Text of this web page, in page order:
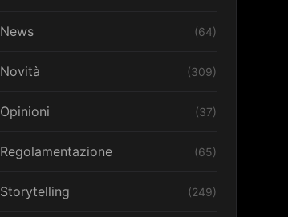
News (64)
Novità (309)
Opinioni (37)
Regolamentazione (65)
Storytelling (249)